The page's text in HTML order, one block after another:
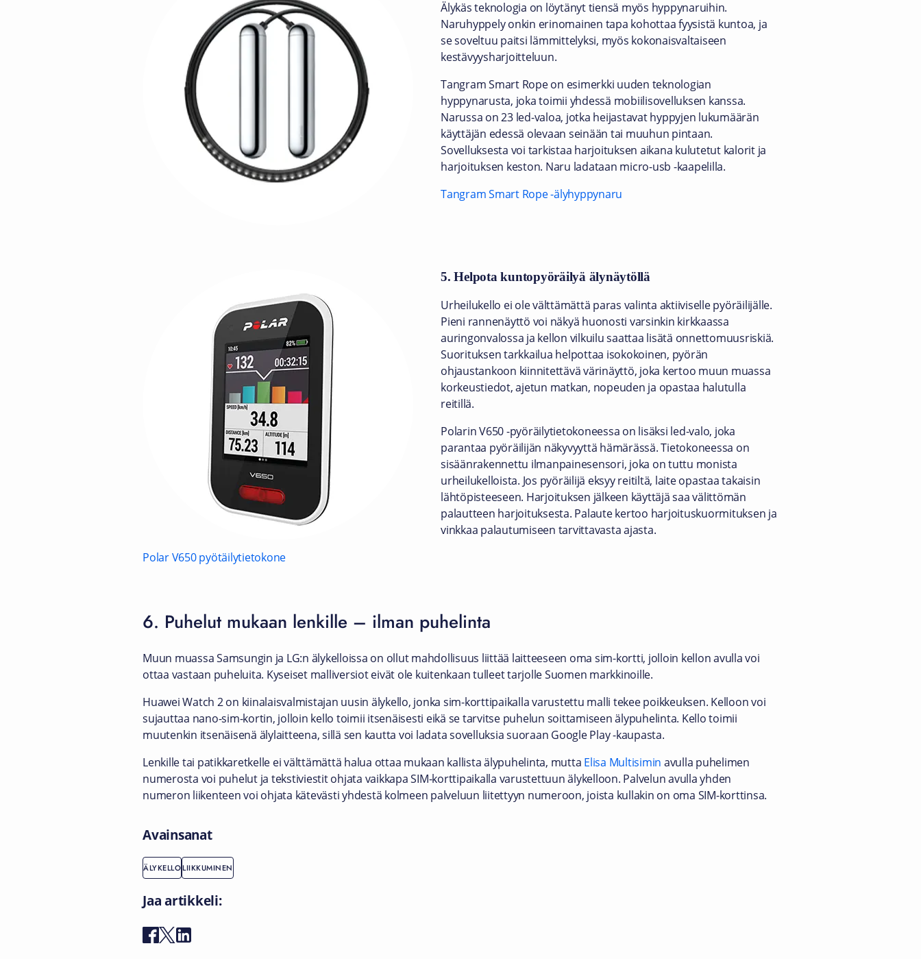
Älykäs teknologia on löytänyt tiensä myös hyppynaruihin.
Naruhyppely onkin erinomainen tapa kohottaa fyysistä kuntoa, ja
se soveltuu paitsi lämmittelyksi, myös kokonaisvaltaiseen
kestävyysharjoitteluun.
Tangram Smart Rope on esimerkki uuden teknologian
hyppynarusta, joka toimii yhdessä mobiilisovelluksen kanssa.
Narussa on 23 led-valoa, jotka heijastavat hyppyjen lukumäärän
käyttäjän edessä olevaan seinään tai muuhun pintaan.
Sovelluksesta voi tarkistaa harjoituksen aikana kulutetut kalorit ja
harjoituksen keston. Naru ladataan micro-usb -kaapelilla.
Tangram Smart Rope -älyhyppynaru
5. Helpota kuntopyöräilyä älynäytöllä
Urheilukello ei ole välttämättä paras valinta aktiiviselle pyöräilijälle.
Pieni rannenäyttö voi näkyä huonosti varsinkin kirkkaassa
auringonvalossa ja kellon vilkuilu saattaa lisätä onnettomuusriskiä.
Suorituksen tarkkailua helpottaa isokokoinen, pyörän
ohjaustankoon kiinnitettävä värinäyttö, joka kertoo muun muassa
korkeustiedot, ajetun matkan, nopeuden ja opastaa halutulla
reitillä.
Polarin V650 -pyöräilytietokoneessa on lisäksi led-valo, joka
parantaa pyöräilijän näkyvyyttä hämärässä. Tietokoneessa on
sisäänrakennettu ilmanpainesensori, joka on tuttu monista
urheilukelloista. Jos pyöräilijä eksyy reitiltä, laite opastaa takaisin
lähtöpisteeseen. Harjoituksen jälkeen käyttäjä saa välittömän
palautteen harjoituksesta. Palaute kertoo harjoituskuormituksen ja
vinkkaa palautumiseen tarvittavasta ajasta.
Polar V650 pyötäilytietokone
6. Puhelut mukaan lenkille – ilman puhelinta
Muun muassa Samsungin ja LG:n älykelloissa on ollut mahdollisuus liittää laitteeseen oma sim-kortti, jolloin kellon avulla voi
ottaa vastaan puheluita. Kyseiset malliversiot eivät ole kuitenkaan tulleet tarjolle Suomen markkinoille.
Huawei Watch 2 on kiinalaisvalmistajan uusin älykello, jonka sim-korttipaikalla varustettu malli tekee poikkeuksen. Kelloon voi
sujauttaa nano-sim-kortin, jolloin kello toimii itsenäisesti eikä se tarvitse puhelun soittamiseen älypuhelinta. Kello toimii
muutenkin itsenäisenä älylaitteena, sillä sen kautta voi ladata sovelluksia suoraan Google Play -kaupasta.
Lenkille tai patikkaretkelle ei välttämättä halua ottaa mukaan kallista älypuhelinta, mutta Elisa Multisimin avulla puhelimen
numerosta voi puhelut ja tekstiviestit ohjata vaikkapa SIM-korttipaikalla varustettuun älykelloon. Palvelun avulla yhden
numeron liikenteen voi ohjata kätevästi yhdestä kolmeen palveluun liitettyyn numeroon, joista kullakin on oma SIM-korttinsa.
Avainsanat
ÄLYKELLOLIIKKUMINEN
Jaa artikkeli: